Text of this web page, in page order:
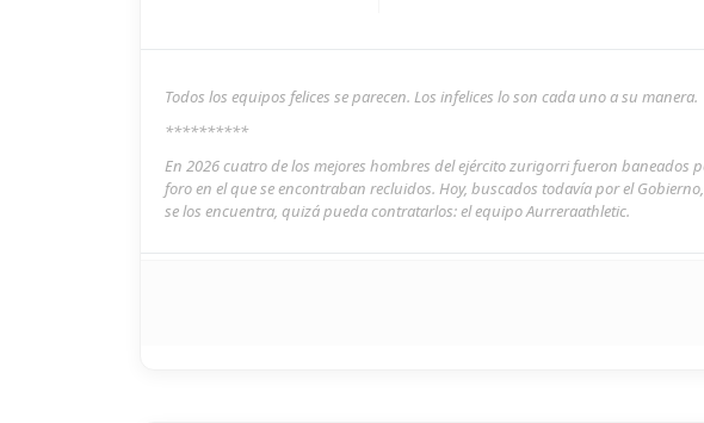
Todos los equipos felices se parecen. Los infelices lo son cada uno a su manera.
**********
En 2026 cuatro de los mejores hombres del ejército zurigorri fueron
foro en el que se encontraban recluidos. Hoy, buscados todavía por el
se los encuentra, quizá pueda contratarlos: el equipo Aurreraathletic.